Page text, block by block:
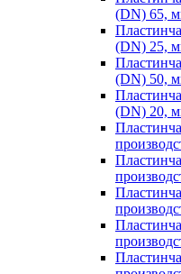
(DN) 65,
(DN) 25,
(DN) 50,
(DN) 20,